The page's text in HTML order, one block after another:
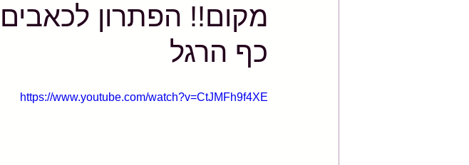
מקום!! הפתרון
כף הרגל
https://www.youtube.com/watch?v=CtJMFh9f4XE